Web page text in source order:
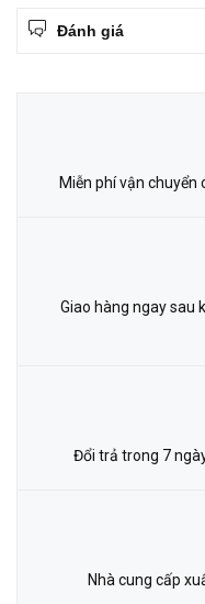
Đánh giá
Miễn phí vận
Giao hàng ngay sau
Đổi trả trong 7
Nhà cung cấp